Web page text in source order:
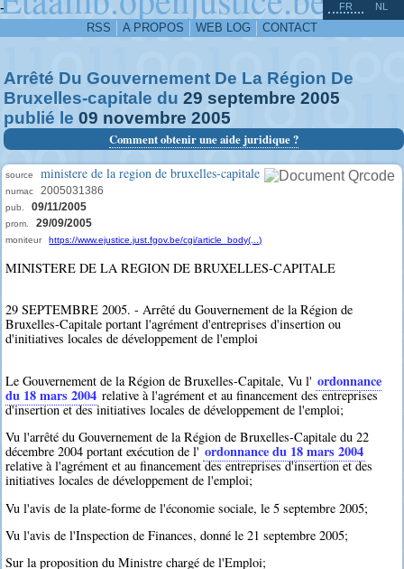
-
RSS A PROPOS WEB LOG CONTACT
FR NL
Arrêté Du Gouvernement De La Région De
Bruxelles-capitale du 29 septembre 2005
publié le 09 novembre 2005
Comment obtenir une aide juridique ?
source ministere de la region de bruxelles-capitale
numac 2005031386
pub. 09/11/2005
prom. 29/09/2005
moniteur https://www.ejustice.just.fgov.be/cgi/article_body(...)
MINISTERE DE LA REGION DE BRUXELLES-CAPITALE
29 SEPTEMBRE 2005. - Arrêté du Gouvernement de la Région de
Bruxelles-Capitale portant l'agrément d'entreprises d'insertion ou
d'initiatives locales de développement de l'emploi
Le Gouvernement de la Région de Bruxelles-Capitale, Vu l' ordonnance
du 18 mars 2004 relative à l'agrément et au financement des entreprises
d'insertion et des initiatives locales de développement de l'emploi;
Vu l'arrêté du Gouvernement de la Région de Bruxelles-Capitale du 22
décembre 2004 portant exécution de l' ordonnance du 18 mars 2004
relative à l'agrément et au financement des entreprises d'insertion et des
initiatives locales de développement de l'emploi;
Vu l'avis de la plate-forme de l'économie sociale, le 5 septembre 2005;
Vu l'avis de l'Inspection de Finances, donné le 21 septembre 2005;
Sur la proposition du Ministre chargé de l'Emploi;
^